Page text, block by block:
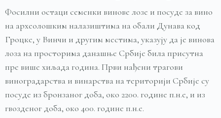
t
e
n
t
Фосилни остаци семенки винове лозе и посуде за вино
на археолошким налазиштима на обали Дунава код
Гроцке, у Винчи и другим местима, указују да је винова
лоза на просторима данашње Србије била присутна
пре више хиљада година. Први нађени трагови
виноградарства и винарства на територији Србије су
посуде из бронзаног доба, око 2200. године п.н.е, и из
гвозденог доба, око 400. године п.н.е.